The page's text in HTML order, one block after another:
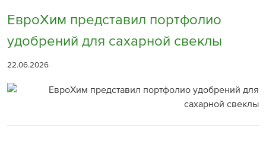
ЕвроХим представил портфолио
удобрений для сахарной свеклы
22.06.2026